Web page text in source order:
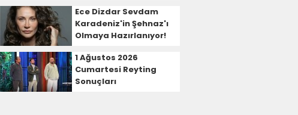
Ece Dizdar Sevdam
Karadeniz'in Şehnaz'ı
Olmaya Hazırlanıyor!
1 Ağustos 2026
Cumartesi Reyting
Sonuçları